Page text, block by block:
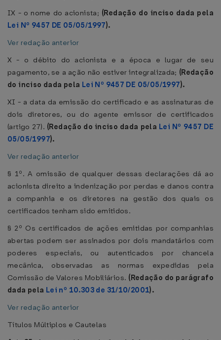
IX - o nome do acionista; (Redação do inciso dada pela
Lei Nº 9457 DE 05/05/1997).
Ver redação anterior
X - o débito do acionista e a época e lugar de seu
pagamento, se a ação não estiver integralizada; (Redação
do inciso dada pela Lei Nº 9457 DE 05/05/1997).
XI - a data da emissão do certificado e as assinaturas de
dois diretores, ou do agente emissor de certificados
(artigo 27). (Redação do inciso dada pela Lei Nº 9457 DE
05/05/1997).
Ver redação anterior
§ 1º. A omissão de qualquer dessas declarações dá ao
acionista direito a indenização por perdas e danos contra
a companhia e os diretores na gestão dos quais os
certificados tenham sido emitidos.
§ 2º Os certificados de ações emitidas por companhias
abertas podem ser assinados por dois mandatários com
poderes especiais, ou autenticados por chancela
mecânica, observadas as normas expedidas pela
Comissão de Valores Mobiliários. (Redação do parágrafo
dada pela Lei nº 10.303 de 31/10/2001).
Ver redação anterior
Títulos Múltiplos e Cautelas